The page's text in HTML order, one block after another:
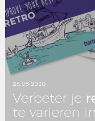
25.03.2020
Ver­be­ter je
te variëren